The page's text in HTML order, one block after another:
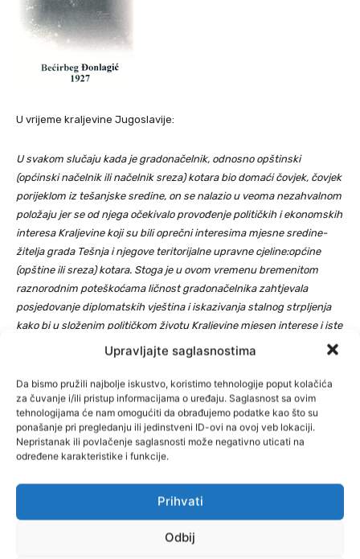
Upravljajte saglasnostima
Da bismo pružili najbolje iskustvo, koristimo tehnologije poput kolačića
za čuvanje i/ili pristup informacijama o uređaju. Saglasnost sa ovim
tehnologijama će nam omogućiti da obrađujemo podatke kao što su
ponašanje pri pregledanju ili jedinstveni ID-ovi na ovoj veb lokaciji.
Nepristanak ili povlačenje saglasnosti može negativno uticati na
određene karakteristike i funkcije.
Prihvati
Odbij
U vrijeme kraljevine Jugoslavije:
U svakom slučaju kada je gradonačelnik, odnosno opštinski
(općinski načelnik ili načelnik sreza) kotara bio domaći čovjek, čovjek
porijeklom iz tešanjske sredine, on se nalazio u veoma nezahvalnom
položaju jer se od njega očekivalo provođenje političkih i ekonomskih
interesa Kraljevine koji su bili oprečni interesima mjesne sredine-
žitelja grada Tešnja i njegove teritorijalne upravne cjeline:općine
(opštine ili sreza) kotara. Stoga je u ovom vremenu bremenitom
raznorodnim poteškoćama ličnost gradonačelnika zahtjevala
posjedovanje diplomatskih vještina i iskazivanja stalnog strpljenja
kako bi u složenim političkom životu Kraljevine mjesen interese i iste